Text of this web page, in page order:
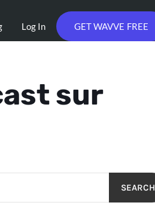
Log In GET WAVVE FREE
sur
SEARCH